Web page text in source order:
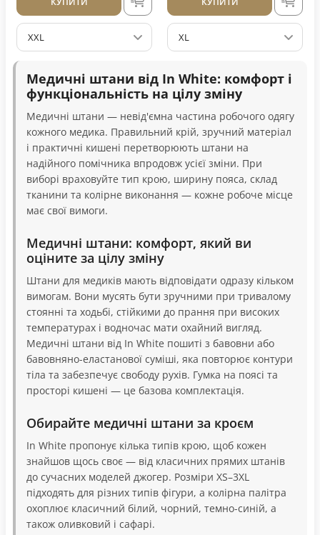
XXL XL
Медичні штани від In White: комфорт і
функціональність на цілу зміну
Медичні штани — невід'ємна частина робочого одягу
кожного медика. Правильний крій, зручний матеріал
і практичні кишені перетворюють штани на
надійного помічника впродовж усієї зміни. При
виборі враховуйте тип крою, ширину пояса, склад
тканини та колірне виконання — кожне робоче місце
має свої вимоги.
Медичні штани: комфорт, який ви
оціните за цілу зміну
Штани для медиків мають відповідати одразу кільком
вимогам. Вони мусять бути зручними при тривалому
стоянні та ходьбі, стійкими до прання при високих
температурах і водночас мати охайний вигляд.
Медичні штани від In White пошиті з бавовни або
бавовняно-еластанової суміші, яка повторює контури
тіла та забезпечує свободу рухів. Гумка на поясі та
просторі кишені — це базова комплектація.
Обирайте медичні штани за кроєм
In White пропонує кілька типів крою, щоб кожен
знайшов щось своє — від класичних прямих штанів
до сучасних моделей джогер. Розміри XS–3XL
підходять для різних типів фігури, а колірна палітра
охоплює класичний білий, чорний, темно-синій, а
також оливковий і сафарі.